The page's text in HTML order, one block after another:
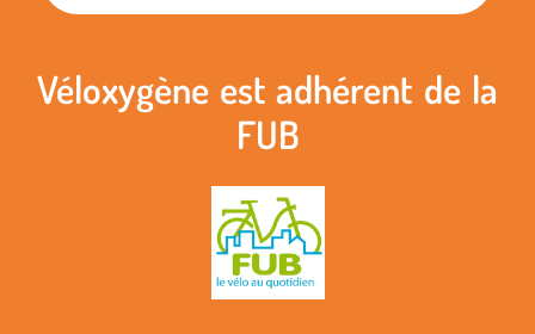
Véloxygène est adhérent de la
FUB